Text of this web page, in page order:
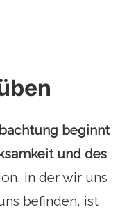
beginnt
und des
in der wir uns
befinden, ist